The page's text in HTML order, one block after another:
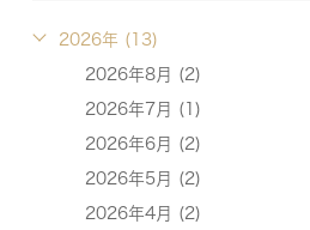
2026年 (13)
2026年8月 (2)
2026年7月 (1)
2026年6月 (2)
2026年5月 (2)
2026年4月 (2)